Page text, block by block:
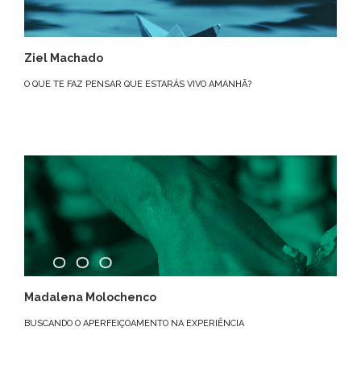
Ziel Machado
O QUE TE FAZ PENSAR QUE ESTARÁS VIVO AMANHÃ?
Madalena Molochenco
BUSCANDO O APERFEIÇOAMENTO NA EXPERIÊNCIA